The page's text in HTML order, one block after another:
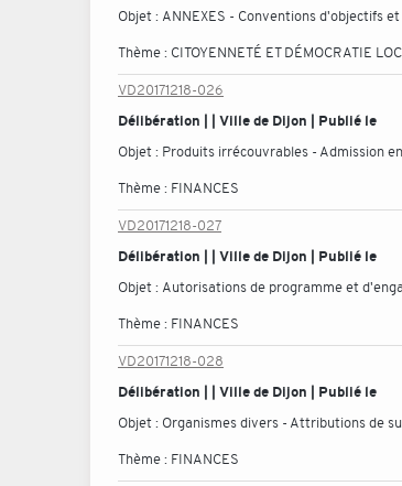
Objet : ANNEXES - Conventions d'objectifs
Thème : CITOYENNETÉ ET DÉMOCRATIE
VD20171218-026
Délibération | | Ville de Dijon | Publié le
Objet : Produits irrécouvrables - Admission
Thème : FINANCES
VD20171218-027
Délibération | | Ville de Dijon | Publié le
Objet : Autorisations de programme et
Thème : FINANCES
VD20171218-028
Délibération | | Ville de Dijon | Publié le
Objet : Organismes divers - Attributions de
Thème : FINANCES